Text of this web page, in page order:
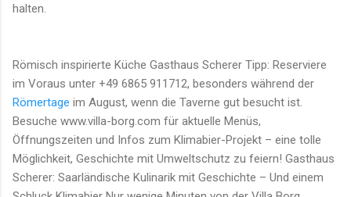
halten.
Römisch inspirierte Küche Gasthaus Scherer Tipp: Reserviere
im Voraus unter +49 6865 911712, besonders während der
Römertage im August, wenn die Taverne gut besucht ist.
Besuche www.villa-borg.com für aktuelle Menüs,
Öffnungszeiten und Infos zum Klimabier-Projekt – eine tolle
Möglichkeit, Geschichte mit Umweltschutz zu feiern! Gasthaus
Scherer: Saarländische Kulinarik mit Geschichte – Und einem